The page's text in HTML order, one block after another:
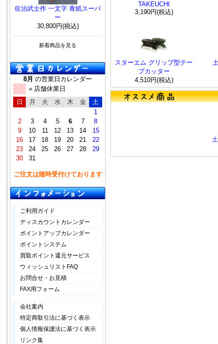
佐治武士作 一文字 青紙スーパ
ー
30,800円(税込)
新着商品を見る
8月 の営業日カレンダー
» 店舗休業日
日
月 火 水 木 金
土
1
2
3 4 5 6 7
8
9
10 11 12 13 14
15
16
17 18 19 20 21
22
23
24 25 26 27 28
29
30
31
ご注文は随時受付けております
ご利用ガイド
ディスカウントカレンダー
ポイントアップカレンダー
ポイントシステム
買取ポイント還元サービス
ウィッシュリストFAQ
お問合せ・お見積
FAX用フォーム
会社案内
特定商取引法に基づく表示
個人情報保護法に基づく表示
リンク集
TAKEUCHI
3,190円(税込)
スターエム グリップ型テー
プカッター
4,510円(税込)